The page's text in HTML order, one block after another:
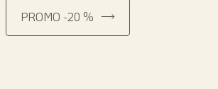
PROMO -20 %